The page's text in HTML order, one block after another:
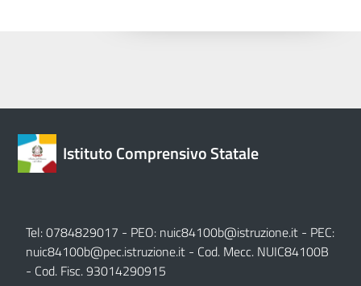
Istituto Comprensivo Statale
Tel: 0784829017 - PEO: nuic84100b@istruzione.it - PEC:
nuic84100b@pec.istruzione.it - Cod. Mecc. NUIC84100B
- Cod. Fisc. 93014290915